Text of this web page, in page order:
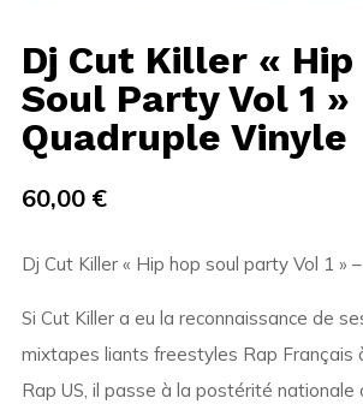
Dj Cut Killer « Hip
Soul Party Vol 1 »
Quadruple Vinyle
60,00 €
Dj Cut Killer « Hip hop soul party Vol 1 »
Si Cut Killer a eu la reconnaissance de
mixtapes liants freestyles Rap Français
Rap US, il passe à la postérité nationale